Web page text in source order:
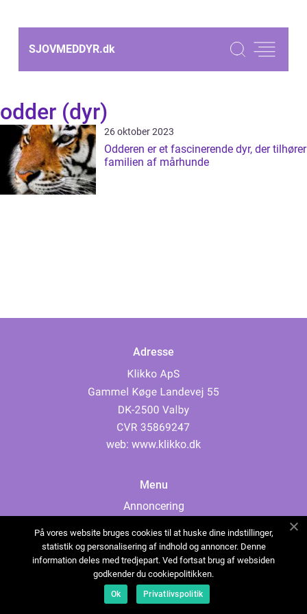
SJOVMEDDYR.dk
odder (dyr)
26 oktober 2023
Odderen er et fascinerende dyr, der tilhører
familien af mårhunde
Adresse
web: www.klikko.dk
Menu
Annoncering
Cookies
Kontakt os
Sitemap
På vores website bruges cookies til at huske dine indstillinger,
statistik og personalisering af indhold og annoncer. Denne
information deles med tredjepart. Ved fortsat brug af websiden
godkender du cookiepolitikken.
Ok Privatlivspolitik